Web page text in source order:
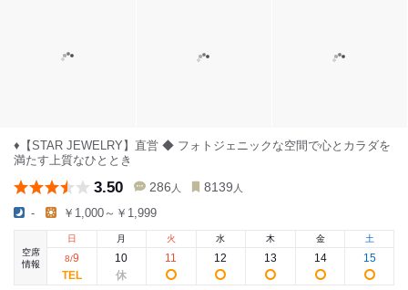
♦【STAR JEWELRY】直営 ◆ フォトジェニックな空間で心とカラダを
満たす上質なひととき
3.50 286 人 8139 人
- ￥1,000～￥1,999
空席
情報
日
8/9
月
10
火
11
水
12
木
13
金
14
土
15